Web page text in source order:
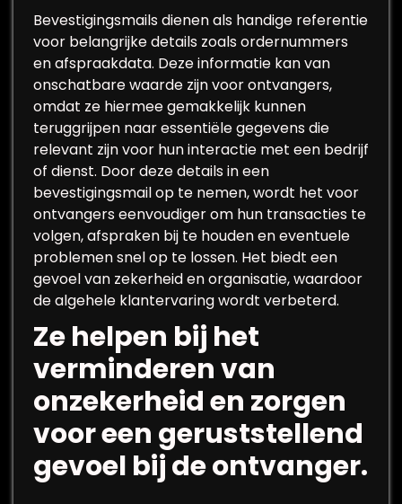
Bevestigingsmails dienen als handige referentie
voor belangrijke details zoals ordernummers
en afspraakdata. Deze informatie kan van
onschatbare waarde zijn voor ontvangers,
omdat ze hiermee gemakkelijk kunnen
teruggrijpen naar essentiële gegevens die
relevant zijn voor hun interactie met een bedrijf
of dienst. Door deze details in een
bevestigingsmail op te nemen, wordt het voor
ontvangers eenvoudiger om hun transacties te
volgen, afspraken bij te houden en eventuele
problemen snel op te lossen. Het biedt een
gevoel van zekerheid en organisatie, waardoor
de algehele klantervaring wordt verbeterd.
Ze helpen bij het
verminderen van
onzekerheid en zorgen
voor een geruststellend
gevoel bij de ontvanger.